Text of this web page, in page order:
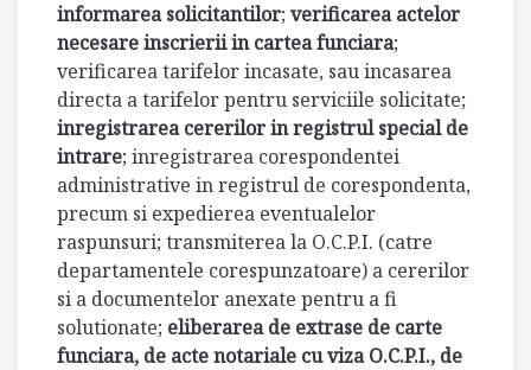
informarea solicitantilor; verificarea actelor
necesare inscrierii in cartea funciara;
verificarea tarifelor incasate, sau incasarea
directa a tarifelor pentru serviciile solicitate;
inregistrarea cererilor in registrul special de
intrare; inregistrarea corespondentei
administrative in registrul de corespondenta,
precum si expedierea eventualelor
raspunsuri; transmiterea la O.C.P.I. (catre
departamentele corespunzatoare) a cererilor
si a documentelor anexate pentru a fi
solutionate; eliberarea de extrase de carte
funciara, de acte notariale cu viza O.C.P.I., de